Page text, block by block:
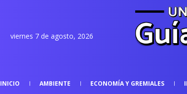
viernes 7 de agosto, 2026
INICIO AMBIENTE ECONOMÍA Y GREMIALES